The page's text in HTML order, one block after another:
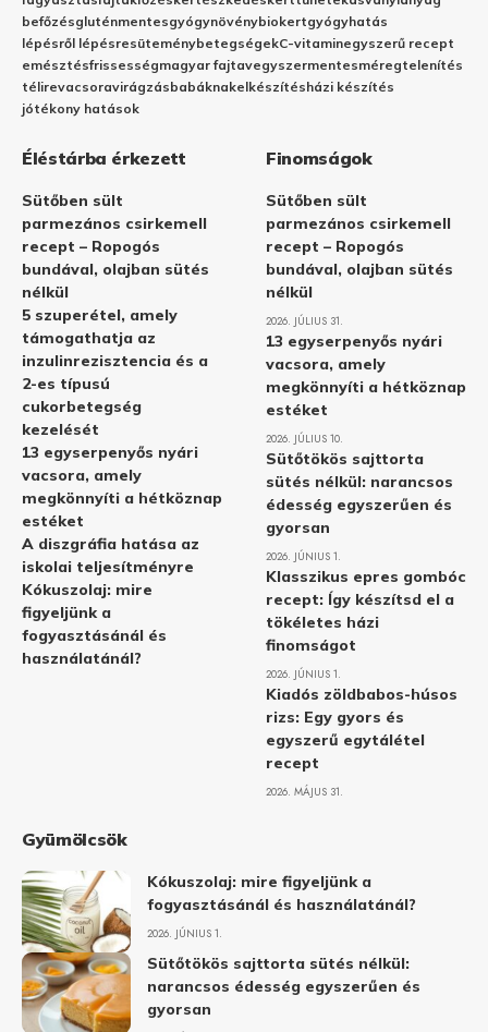
befőzésgluténmentesgyógynövénybiokertgyógyhatás
lépésről lépésresüteménybetegségekC-vitaminegyszerű recept
emésztésfrissességmagyar fajtavegyszermentesméregtelenítés
télirevacsoravirágzásbabáknakelkészítésházi készítés
jótékony hatások
Éléstárba érkezett
Sütőben sült
parmezános csirkemell
recept – Ropogós
bundával, olajban sütés
nélkül
5 szuperétel, amely
támogathatja az
inzulinrezisztencia és a
2-es típusú
cukorbetegség
kezelését
13 egyserpenyős nyári
vacsora, amely
megkönnyíti a hétköznap
estéket
A diszgráfia hatása az
iskolai teljesítményre
Kókuszolaj: mire
figyeljünk a
fogyasztásánál és
használatánál?
Finomságok
Sütőben sült
parmezános csirkemell
recept – Ropogós
bundával, olajban sütés
nélkül
2026. JÚLIUS 31.
13 egyserpenyős nyári
vacsora, amely
megkönnyíti a hétköznap
estéket
2026. JÚLIUS 10.
Sütőtökös sajttorta
sütés nélkül: narancsos
édesség egyszerűen és
gyorsan
2026. JÚNIUS 1.
Klasszikus epres gombóc
recept: Így készítsd el a
tökéletes házi
finomságot
2026. JÚNIUS 1.
Kiadós zöldbabos-húsos
rizs: Egy gyors és
egyszerű egytálétel
recept
2026. MÁJUS 31.
Gyümölcsök
Kókuszolaj: mire figyeljünk a
fogyasztásánál és használatánál?
2026. JÚNIUS 1.
Sütőtökös sajttorta sütés nélkül:
narancsos édesség egyszerűen és
gyorsan